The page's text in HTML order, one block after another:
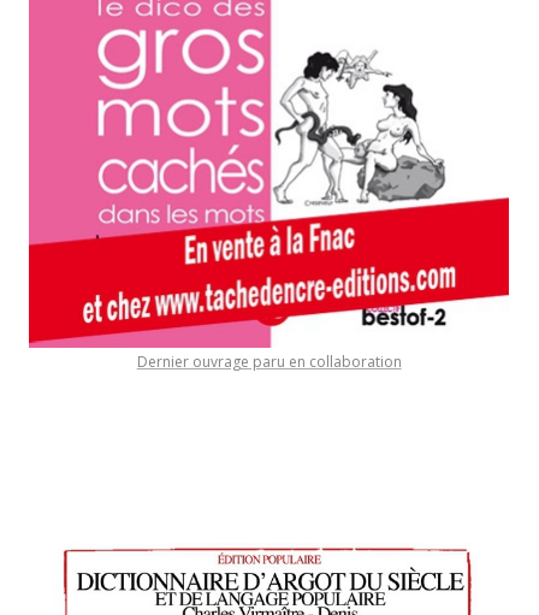
Dernier ouvrage paru en collaboration